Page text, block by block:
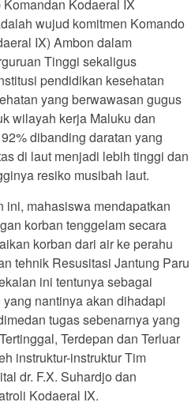
Kodaeral IX
wujud komitmen Komando
IX) Ambon dalam
Tinggi sekaligus
pendidikan kesehatan
yang berwawasan gugus
wilayah kerja Maluku dan
dibanding daratan yang
di laut menjadi lebih tinggi dan
resiko musibah laut.
ini, mahasiswa mendapatkan
korban tenggelam secara
korban dari air ke perahu
tehnik Resusitasi Jantung Paru
ini tentunya sebagai
nantinya akan dihadapi
tugas sebenarnya yang
Terdepan dan Terluar
instruktur-instruktur Tim
dr. F.X. Suhardjo dan
Kodaeral IX.